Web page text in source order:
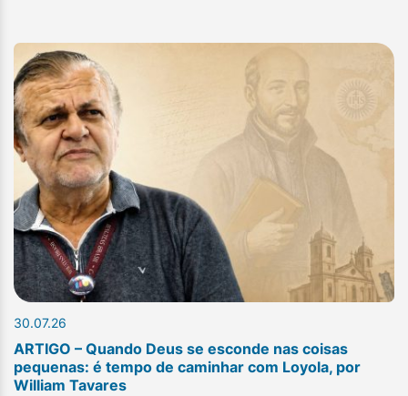
30.07.26
ARTIGO – Quando Deus se esconde nas coisas
pequenas: é tempo de caminhar com Loyola, por
William Tavares